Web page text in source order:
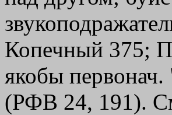
Копечный 375;
якобы
(РФВ 24, 191).